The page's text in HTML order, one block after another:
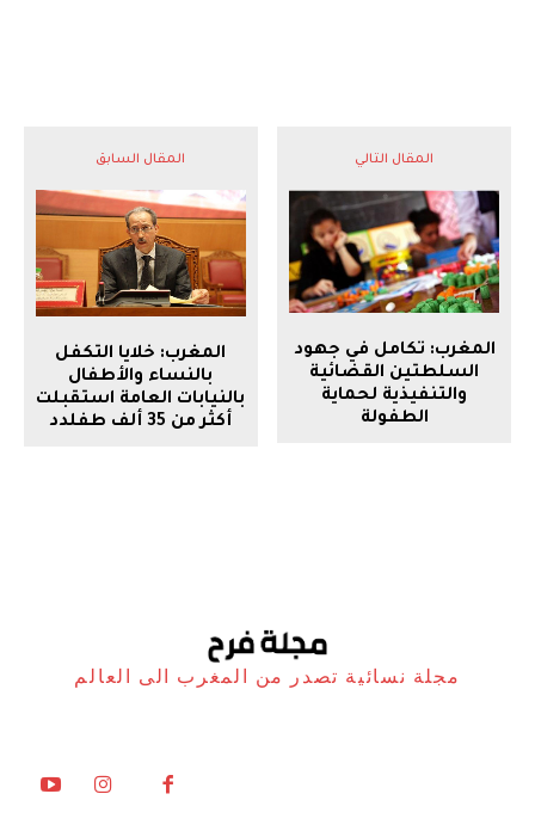
المقال السابق
المغرب: خلايا التكفل
بالنساء والأطفال
بالنيابات العامة استقبلت
أكثر من 35 ألف طفلدد
المقال التالي
المغرب: تكامل في جهود
السلطتين القضائية
والتنفيذية لحماية
الطفولة
مجلة نسائية تصدر من المغرب الى العالم